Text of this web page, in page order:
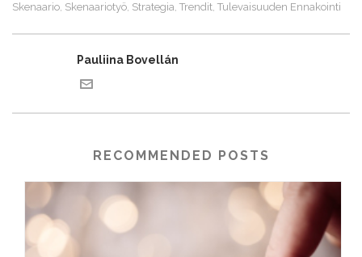
Skenaario, Skenaariotyö, Strategia, Trendit, Tulevaisuuden Ennakointi
Pauliina Bovellán
RECOMMENDED POSTS